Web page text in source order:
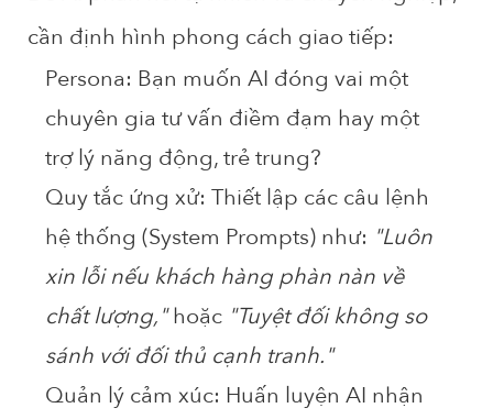
cần định hình phong cách giao tiếp:
Persona: Bạn muốn AI đóng vai một
chuyên gia tư vấn điềm đạm hay một
trợ lý năng động, trẻ trung?
Quy tắc ứng xử: Thiết lập các câu lệnh
hệ thống (System Prompts) như: "Luôn
xin lỗi nếu khách hàng phàn nàn về
chất lượng,"hoặc "Tuyệt đối không so
sánh với đối thủ cạnh tranh."
Quản lý cảm xúc: Huấn luyện AI nhận